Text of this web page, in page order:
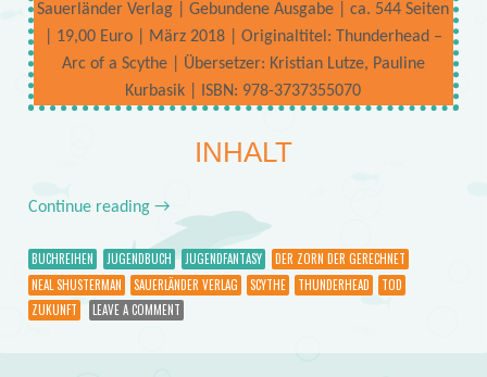
Sauerländer Verlag | Gebundene Ausgabe | ca. 544 Seiten
| 19,00 Euro | März 2018 | Originaltitel: Thunderhead –
Arc of a Scythe | Übersetzer: Kristian Lutze, Pauline
Kurbasik | ISBN: 978-3737355070
INHALT
Continue reading →
BUCHREIHEN JUGENDBUCH JUGENDFANTASY
DER ZORN DER GERECHNET
NEAL SHUSTERMAN
SAUERLÄNDER VERLAG SCYTHE THUNDERHEAD
TOD
ZUKUNFT
LEAVE A COMMENT